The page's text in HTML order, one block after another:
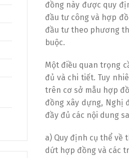
đồng này được quy
đầu tư công và hợp
đầu tư theo phương
buộc.
Một điều quan trọng
đủ và chi tiết. Tuy
trên cơ sở mẫu hợp
đồng xây dựng, Nghị
đầy đủ các nội dung
a) Quy định cụ thể
dứt hợp đồng và các